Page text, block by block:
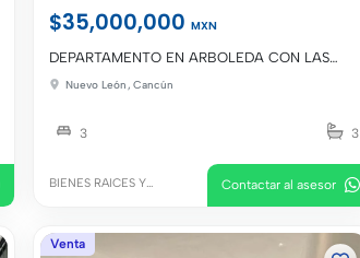
$35,000,000MXN
DEPARTAMENTO EN ARBOLEDA CON LAS
MEJORES VISTAS
Nuevo León , Cancún
3 3
BIENES RAICES Y
PROPIEDADES
Contactar al asesor
Venta